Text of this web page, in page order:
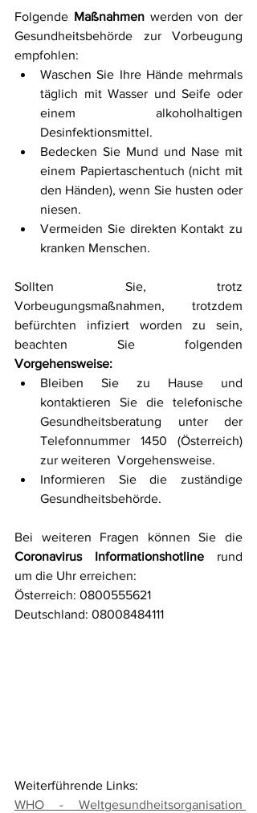
Folgende Maßnahmen werden von der
Gesundheitsbehörde zur Vorbeugung
empfohlen:
Waschen Sie Ihre Hände mehrmals
täglich mit Wasser und Seife oder
einem alkoholhaltigen
Desinfektionsmittel.
Bedecken Sie Mund und Nase mit
einem Papiertaschentuch (nicht mit
den Händen), wenn Sie husten oder
niesen.
Vermeiden Sie direkten Kontakt zu
kranken Menschen.
Sollten Sie, trotz
Vorbeugungsmaßnahmen, trotzdem
befürchten infiziert worden zu sein,
Vorgehensweise:
Bleiben Sie zu Hause und
kontaktieren Sie die telefonische
Gesundheitsberatung unter der
Telefonnummer 1450 (Österreich)
zur weiteren  Vorgehensweise.
Informieren Sie die zuständige
Gesundheitsbehörde.
Coronavirus Informationshotline rund
um die Uhr erreichen:
Österreich: 0800555621
Deutschland: 08008484111
Weiterführende Links:
WHO - Weltgesundheitsorganisation